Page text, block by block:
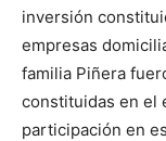
inversión
empresas
familia Piñera
constituidas en el
participación en